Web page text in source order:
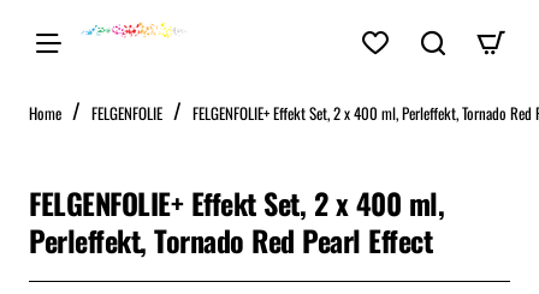
Home home FELGENFOLIE FELGENFOLIE+ Effekt Set, 2 x 400 ml, Perleffekt, Tornado Red
FELGENFOLIE+ Effekt Set, 2 x 400 ml,
Perleffekt, Tornado Red Pearl Effect